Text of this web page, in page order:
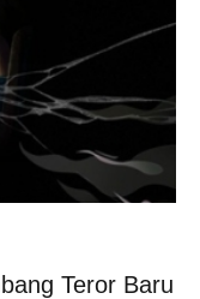
Teror Baru